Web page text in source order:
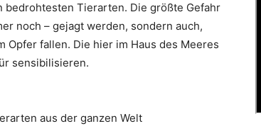
Tierarten. Die größte Gefahr
noch – gejagt werden, sondern auch,
fallen. Die hier im Haus des Meeres
sensibilisieren.
aus der ganzen Welt